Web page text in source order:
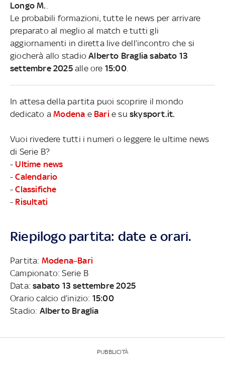
Longo M.
Le probabili formazioni, tutte le news per arrivare
preparato al meglio al match e tutti gli
aggiornamenti in diretta live dell’incontro che si
giocherà allo stadioAlberto Braglia sabato 13
settembre 2025alle ore 15:00.
In attesa della partita puoi scoprire il mondo
dedicato aModena e Bari e suskysport.it.
Vuoi rivedere tutti i numeri o leggere le ultime news
di Serie B?
- Ultime news
-Calendario
-Classifiche
- Risultati
Riepilogo partita: date e orari.
Partita: Modena–Bari
Campionato: Serie B
Data:sabato 13 settembre 2025
Orario calcio d’inizio: 15:00
Stadio: Alberto Braglia
PUBBLICITÀ